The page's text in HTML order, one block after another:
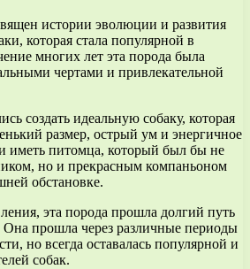
истории эволюции и развития
которая стала популярной в
многих лет эта порода была
чертами и привлекательной
создать идеальную собаку, которая
размер, острый ум и энергичное
иметь питомца, который был бы не
но и прекрасным компаньоном
обстановке.
эта порода прошла долгий путь
Она прошла через различные периоды
но всегда оставалась популярной и
собак.